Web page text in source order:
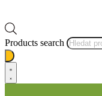
Products search